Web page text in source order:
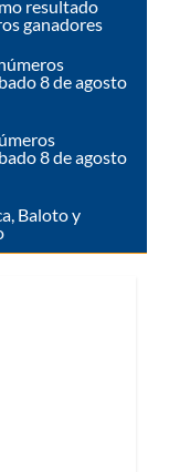
resultado
ganadores
8 de agosto
8 de agosto
Baloto y